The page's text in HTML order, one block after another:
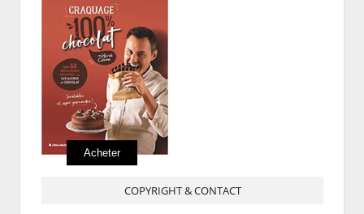
Acheter
COPYRIGHT & CONTACT